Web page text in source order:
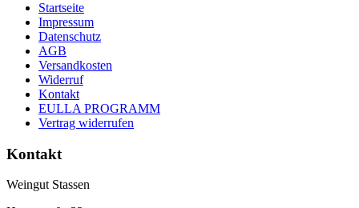
Startseite
Impressum
Datenschutz
AGB
Versandkosten
Widerruf
Kontakt
EULLA PROGRAMM
Vertrag widerrufen
Kontakt
Weingut Stassen